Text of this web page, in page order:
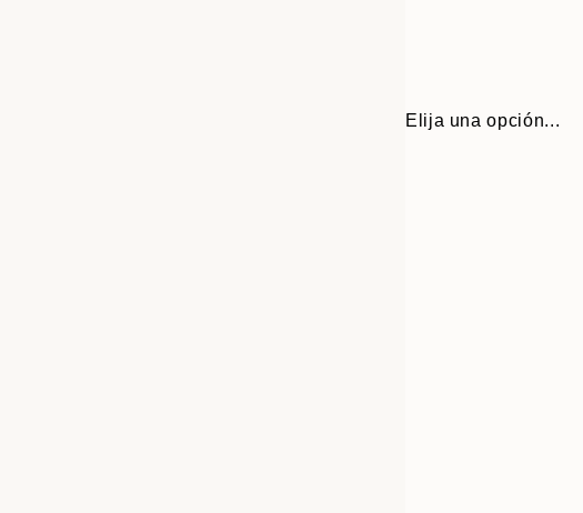
Elija una opción...